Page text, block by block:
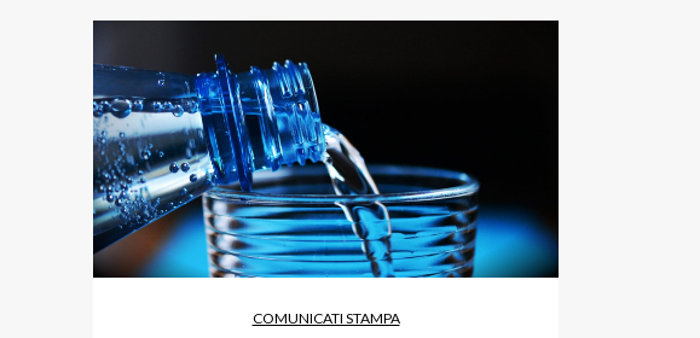
COMUNICATI STAMPA